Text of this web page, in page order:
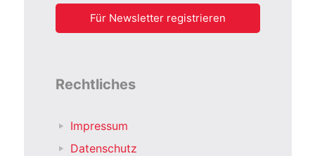
Rechtliches
Impressum
Datenschutz